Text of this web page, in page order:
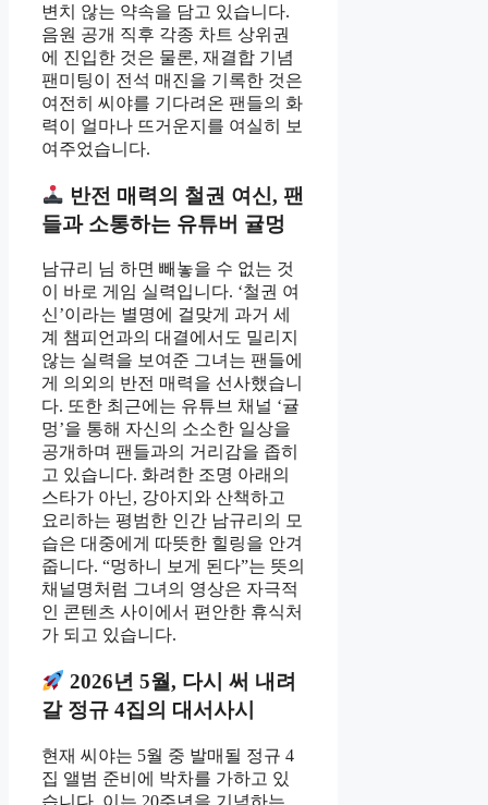
변치 않는 약속을 담고 있습니다.
음원 공개 직후 각종 차트 상위권
에 진입한 것은 물론, 재결합 기념
팬미팅이 전석 매진을 기록한 것은
여전히 씨야를 기다려온 팬들의 화
력이 얼마나 뜨거운지를 여실히 보
여주었습니다.
반전 매력의 철권 여신, 팬
들과 소통하는 유튜버 귤멍
남규리 님 하면 빼놓을 수 없는 것
이 바로 게임 실력입니다. ‘철권 여
신’이라는 별명에 걸맞게 과거 세
계 챔피언과의 대결에서도 밀리지
않는 실력을 보여준 그녀는 팬들에
게 의외의 반전 매력을 선사했습니
다. 또한 최근에는 유튜브 채널 ‘귤
멍’을 통해 자신의 소소한 일상을
공개하며 팬들과의 거리감을 좁히
고 있습니다. 화려한 조명 아래의
스타가 아닌, 강아지와 산책하고
요리하는 평범한 인간 남규리의 모
습은 대중에게 따뜻한 힐링을 안겨
줍니다. “멍하니 보게 된다”는 뜻의
채널명처럼 그녀의 영상은 자극적
인 콘텐츠 사이에서 편안한 휴식처
가 되고 있습니다.
2026년 5월, 다시 써 내려
갈 정규 4집의 대서사시
현재 씨야는 5월 중 발매될 정규 4
집 앨범 준비에 박차를 가하고 있
습니다. 이는 20주년을 기념하는